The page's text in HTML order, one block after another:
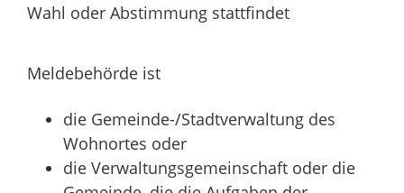
Wahl oder Abstimmung stattfindet
Meldebehörde ist
die Gemeinde-/Stadtverwaltung des
Wohnortes oder
die Verwaltungsgemeinschaft oder die